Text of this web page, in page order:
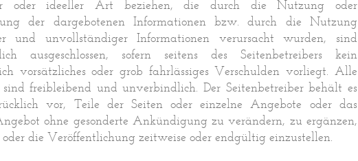
oder ideeller Art beziehen, die durch die Nutzung oder
der dargebotenen Informationen bzw. durch die Nutzung
und unvollständiger Informationen verursacht wurden, sind
ausgeschlossen, sofern seitens des Seitenbetreibers kein
vorsätzliches oder grob fahrlässiges Verschulden vorliegt. Alle
freibleibend und unverbindlich. Der Seitenbetreiber behält es
vor, Teile der Seiten oder einzelne Angebote oder das
ohne gesonderte Ankündigung zu verändern, zu ergänzen,
oder die Veröffentlichung zeitweise oder endgültig einzustellen.